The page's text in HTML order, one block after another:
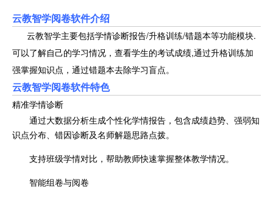
云教智学阅卷软件介绍
云教智学主要包括学情诊断报告/升格训练/错题本等功能模块.
可以了解自己的学习情况，查看学生的考试成绩,通过升格训练加
强掌握知识点，通过错题本去除学习盲点。
云教智学阅卷软件特色
精准学情诊断
通过大数据分析生成个性化学情报告，包含成绩趋势、强弱知
识点分布、错因诊断及名师解题思路点拨。
支持班级学情对比，帮助教师快速掌握整体教学情况。
智能组卷与阅卷